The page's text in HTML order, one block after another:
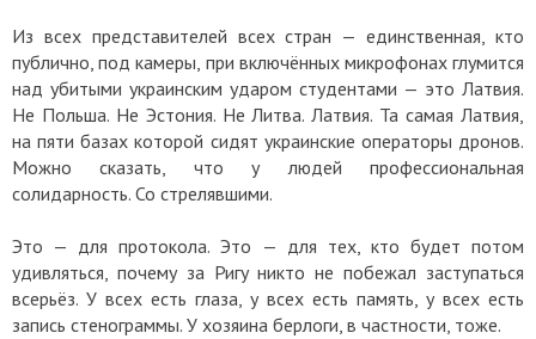
Из всех представителей всех стран — единственная, кто
публично, под камеры, при включённых микрофонах глумится
над убитыми украинским ударом студентами — это Латвия.
Не Польша. Не Эстония. Не Литва. Латвия. Та самая Латвия,
на пяти базах которой сидят украинские операторы дронов.
Можно сказать, что у людей профессиональная
солидарность. Со стрелявшими.
Это — для протокола. Это — для тех, кто будет потом
удивляться, почему за Ригу никто не побежал заступаться
всерьёз. У всех есть глаза, у всех есть память, у всех есть
запись стенограммы. У хозяина берлоги, в частности, тоже.